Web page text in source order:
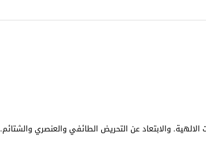
والابتعاد عن التحريض الطائفي والعنصري والشتائم.